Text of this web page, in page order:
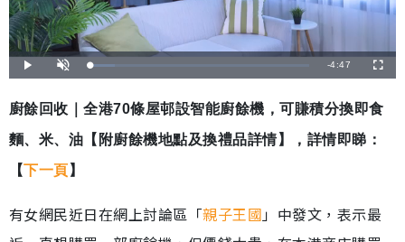
播
放
開
啟
載
入
:
1
.
2
9
剩
時
間
-4:47
全
螢
廚餘回收｜全港70條屋邨設智能廚餘機，可賺積分換即食
麵、米、油【附廚餘機地點及換禮品詳情】，詳情即睇：
【下一頁 】
有女網民近日在網上討論區「親子王國」中發文，表示最